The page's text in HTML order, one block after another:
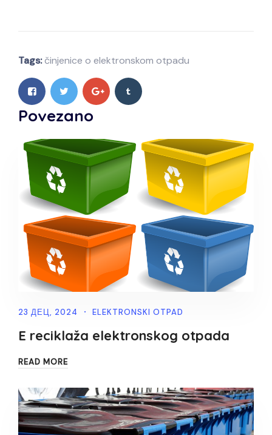
Tags: činjenice o elektronskom otpadu
Povezano
23 ДЕЦ, 2024 ELEKTRONSKI OTPAD
E reciklaža elektronskog otpada
READ MORE